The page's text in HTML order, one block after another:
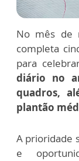
No mês de
completa
para
diário no
quadros,
plantão
A prioridade
e